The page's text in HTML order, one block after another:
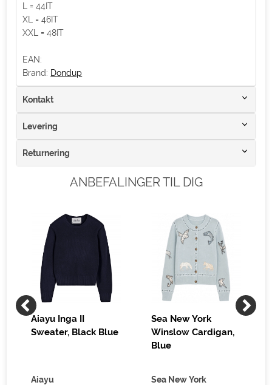
L = 44IT
XL = 46IT
XXL = 48IT
EAN:
Brand: Dondup
Kontakt
Levering
Returnering
ANBEFALINGER TIL DIG
Aiayu Inga II
Sweater, Black Blue
Aiayu
Sea New York
Winslow Cardigan,
Blue
Sea New York